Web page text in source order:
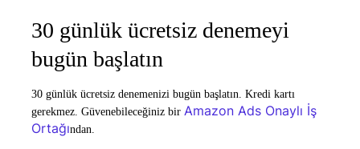
30 günlük ücretsiz denemeyi
bugün başlatın
30 günlük ücretsiz denemenizi bugün başlatın. Kredi kartı
gerekmez. Güvenebileceğiniz bir Amazon Ads Onaylı İş
Ortağından.